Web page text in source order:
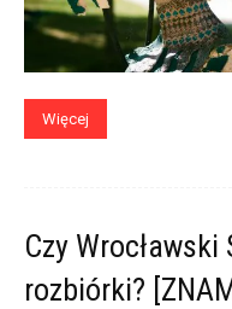
Więcej
Czy
rozbiórki?